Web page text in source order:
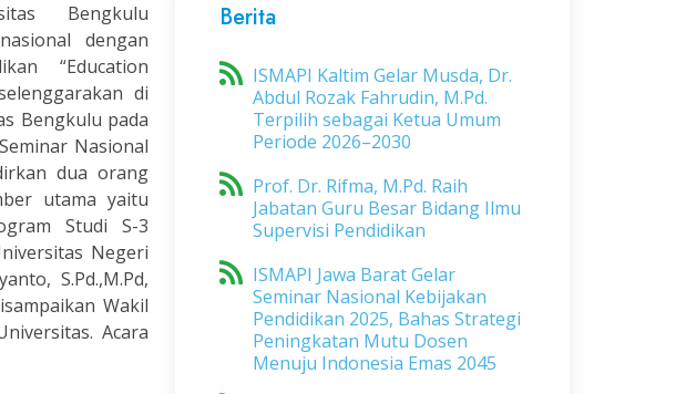
Bengkulu
dengan
“Education
di
Bengkulu pada
Nasional
dua orang
utama yaitu
Studi S-3
Negeri
S.Pd.,M.Pd,
Wakil
Acara
Berita
ISMAPI Kaltim Gelar Musda, Dr.
Abdul Rozak Fahrudin, M.Pd.
Terpilih sebagai Ketua Umum
Periode 2026–2030
Prof. Dr. Rifma, M.Pd. Raih
Jabatan Guru Besar Bidang Ilmu
Supervisi Pendidikan
ISMAPI Jawa Barat Gelar
Seminar Nasional Kebijakan
Pendidikan 2025, Bahas Strategi
Peningkatan Mutu Dosen
Menuju Indonesia Emas 2045